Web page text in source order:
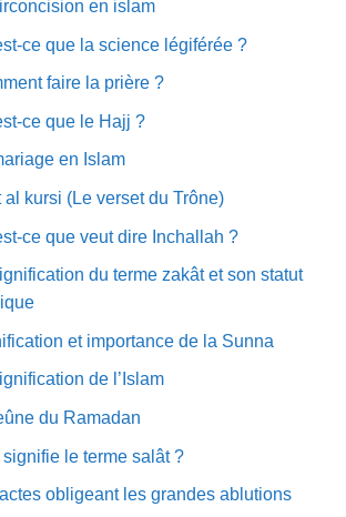
en islam
ce que la science légiférée ?
faire la prière ?
ce que le Hajj ?
en Islam
al kursi (Le verset du Trône)
ce que veut dire Inchallah ?
du terme zakât et son statut
et importance de la Sunna
de l’Islam
du Ramadan
signifie le terme salât ?
obligeant les grandes ablutions